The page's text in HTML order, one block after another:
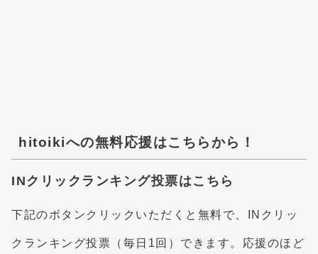
hitoikiへの無料応援はこちらから！
INクリックランキング投票はこちら
下記のボタンクリックいただくと無料で、INクリッ
クランキング投票（毎日1回）できます。応援のほど